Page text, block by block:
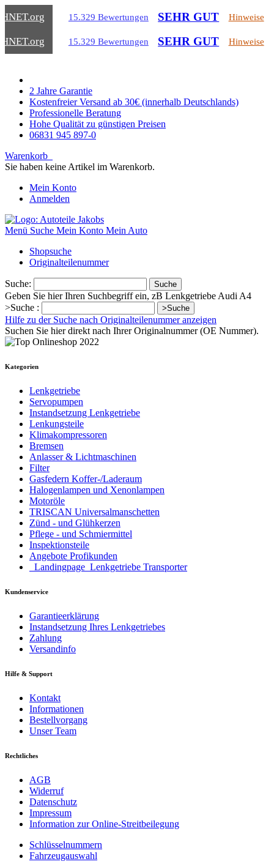
.org 15.329 Bewertungen SEHR GUT Hinweise
.org 15.329 Bewertungen SEHR GUT Hinweise
2 Jahre Garantie
Kostenfreier Versand ab 30€ (innerhalb Deutschlands)
Professionelle Beratung
Hohe Qualität zu günstigen Preisen
06831 945 897-0
Warenkorb
Sie haben keine Artikel im Warenkorb.
Mein Konto
Anmelden
Menü Suche Mein Konto Mein Auto
Shopsuche
Originalteilenummer
Suche: Suche
Geben Sie hier Ihren Suchbegriff ein, zB Lenkgetriebe Audi A4
>Suche :
>Suche
Hilfe zu der Suche nach Originalteilenummer anzeigen
Suchen Sie hier direkt nach Ihrer Originalnummer (OE Nummer).
Kategorien
Lenkgetriebe
Servopumpen
Instandsetzung Lenkgetriebe
Lenkungsteile
Klimakompressoren
Bremsen
Anlasser & Lichtmaschinen
Filter
Gasfedern Koffer-/Laderaum
Halogenlampen und Xenonlampen
Motoröle
TRISCAN Universalmanschetten
Zünd - und Glühkerzen
Pflege - und Schmiermittel
Inspektionsteile
Angebote Profikunden
_Landingpage_Lenkgetriebe Transporter
Kundenservice
Garantieerklärung
Instandsetzung Ihres Lenkgetriebes
Zahlung
Versandinfo
Hilfe & Support
Kontakt
Informationen
Bestellvorgang
Unser Team
Rechtliches
AGB
Widerruf
Datenschutz
Impressum
Information zur Online-Streitbeilegung
Schlüsselnummern
Fahrzeugauswahl